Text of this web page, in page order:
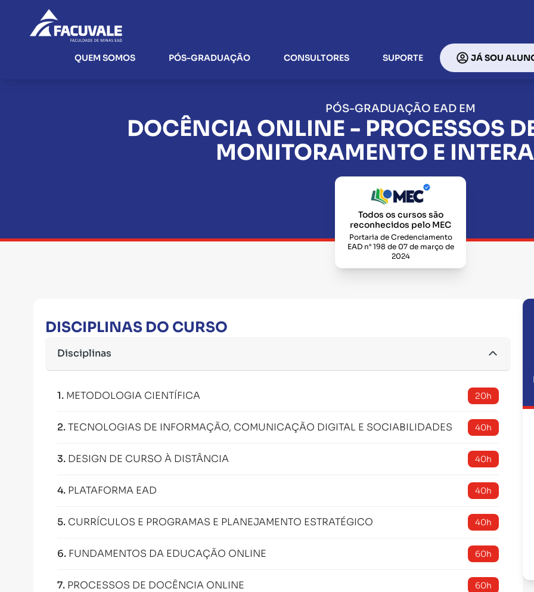
QUEM SOMOS PÓS-GRADUAÇÃO CONSULTORES SUPORTE JÁ SOU
PÓS-GRADUAÇÃO EAD EM
DOCÊNCIA ONLINE - PROCESSOS
MONITORAMENTO E
Todos os cursos são
reconhecidos pelo MEC
Portaria de Credenciamento
EAD n° 198 de 07 de março de
2024
DISCIPLINAS DO CURSO
Disciplinas
1. METODOLOGIA CIENTÍFICA 20h
2.TECNOLOGIAS DE INFORMAÇÃO, COMUNICAÇÃO DIGITAL E SOCIABILIDADES 40h
3. DESIGN DE CURSO À DISTÂNCIA 40h
4. PLATAFORMA EAD 40h
5. CURRÍCULOS E PROGRAMAS E PLANEJAMENTO ESTRATÉGICO 40h
6. FUNDAMENTOS DA EDUCAÇÃO ONLINE 60h
7. PROCESSOS DE DOCÊNCIA ONLINE 60h